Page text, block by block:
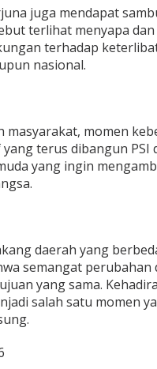
juga mendapat
terlihat menyapa
terhadap
nasional.
masyarakat, momen
terus dibangun
yang ingin
daerah yang
semangat
yang sama.
salah satu momen